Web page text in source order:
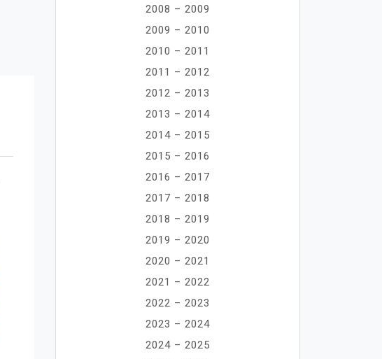
2008 – 2009
2009 – 2010
2010 – 2011
2011 – 2012
2012 – 2013
2013 – 2014
2014 – 2015
2015 – 2016
2016 – 2017
2017 – 2018
2018 – 2019
2019 – 2020
2020 – 2021
2021 – 2022
2022 – 2023
2023 – 2024
2024 – 2025